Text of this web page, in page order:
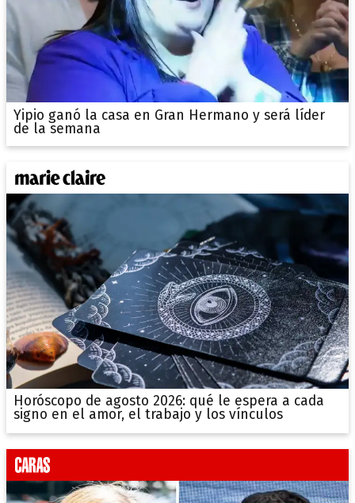
Yipio ganó la casa en Gran Hermano y será líder
de la semana
Horóscopo de agosto 2026: qué le espera a cada
signo en el amor, el trabajo y los vínculos